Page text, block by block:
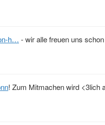
h… - wir alle freuen uns
! Zum Mitmachen wird <3lich